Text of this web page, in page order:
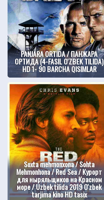
PANJARA ORTIDA / ПАНЖАРА
ОРТИДА (4-FASIL O'ZBEK TILIDA)
HD 1- 90 BARCHA QISIMLAR
Soxta mehmonxona / Sohta
Mehmonhona / Red Sea / Курорт
для ныряльщиков на Красном
море / Uzbek tilida 2019 O'zbek
tarjima kino HD tasix